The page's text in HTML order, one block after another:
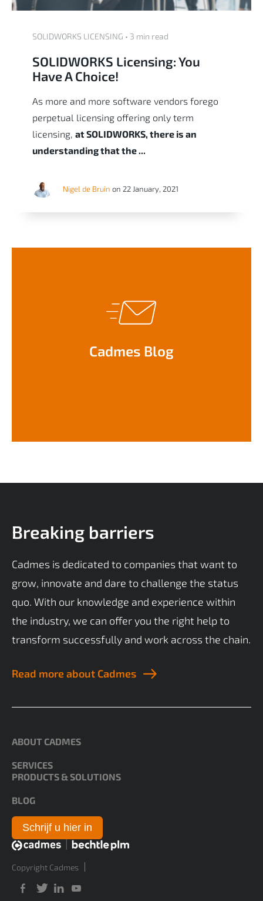
SOLIDWORKS LICENSING • 3 min read
SOLIDWORKS Licensing: You
Have A Choice!
As more and more software vendors forego
perpetual licensing offering only term
licensing, at SOLIDWORKS, there is an
understanding that the ...
Nigel de Bruin on 22 January, 2021
Cadmes Blog
Breaking barriers
Cadmes is dedicated to companies that want to
grow, innovate and dare to challenge the status
quo. With our knowledge and experience within
the industry, we can offer you the right help to
transform successfully and work across the chain.
Read more about Cadmes
ABOUT CADMES
SERVICES
PRODUCTS & SOLUTIONS
BLOG
Schrijf u hier in
Copyright Cadmes